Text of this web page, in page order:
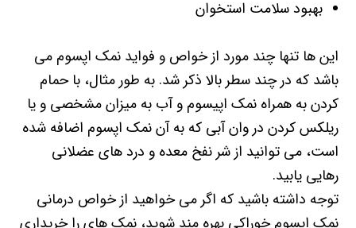
بهبود سلامت استخوان
این ها تنها چند مورد از خواص و فواید نمک اپسوم می
باشد که در چند سطر بالا ذکر شد. به طور مثال، با حمام
کردن به همراه نمک اپیسوم و آب به میزان مشخصی و یا
ریلکس کردن در وان آبی که به آن نمک اپسوم اضافه شده
است، می توانید از شر نفخ معده و درد های عضلانی
رهایی یابید.
توجه داشته باشید که اگر می خواهید از خواص درمانی
نمک اپسوم خوراکی بهره مند شوید، نمک های را خریداری